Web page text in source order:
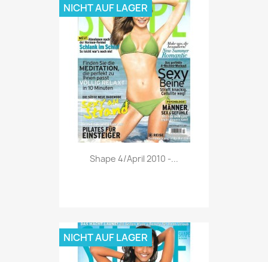
 Vorschau
Shape 4/April 2010 -...
NICHT AUF LAGER
NICHT AUF LAGER